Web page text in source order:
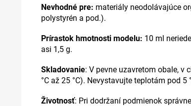
Nevhodné pre: materiály neodolávajúce
polystyrén a pod.).
Prírastok hmotnosti modelu: 10 ml
asi 1,5 g.
Skladovanie: V pevne uzavretom obale, v
°C až 25 °C). Nevystavujte teplotám pod
Životnosť: Pri dodržaní podmienok